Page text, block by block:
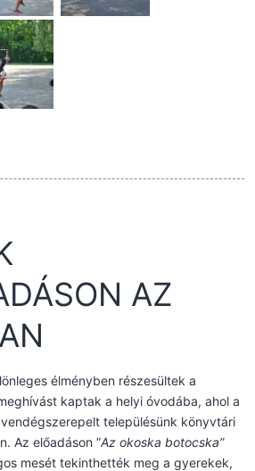
AZ
élményben részesültek a
kaptak a helyi óvodába, ahol a
településünk könyvtári
Az előadáson ”Az okoska botocska”
mesét tekinthették meg a gyerekek,